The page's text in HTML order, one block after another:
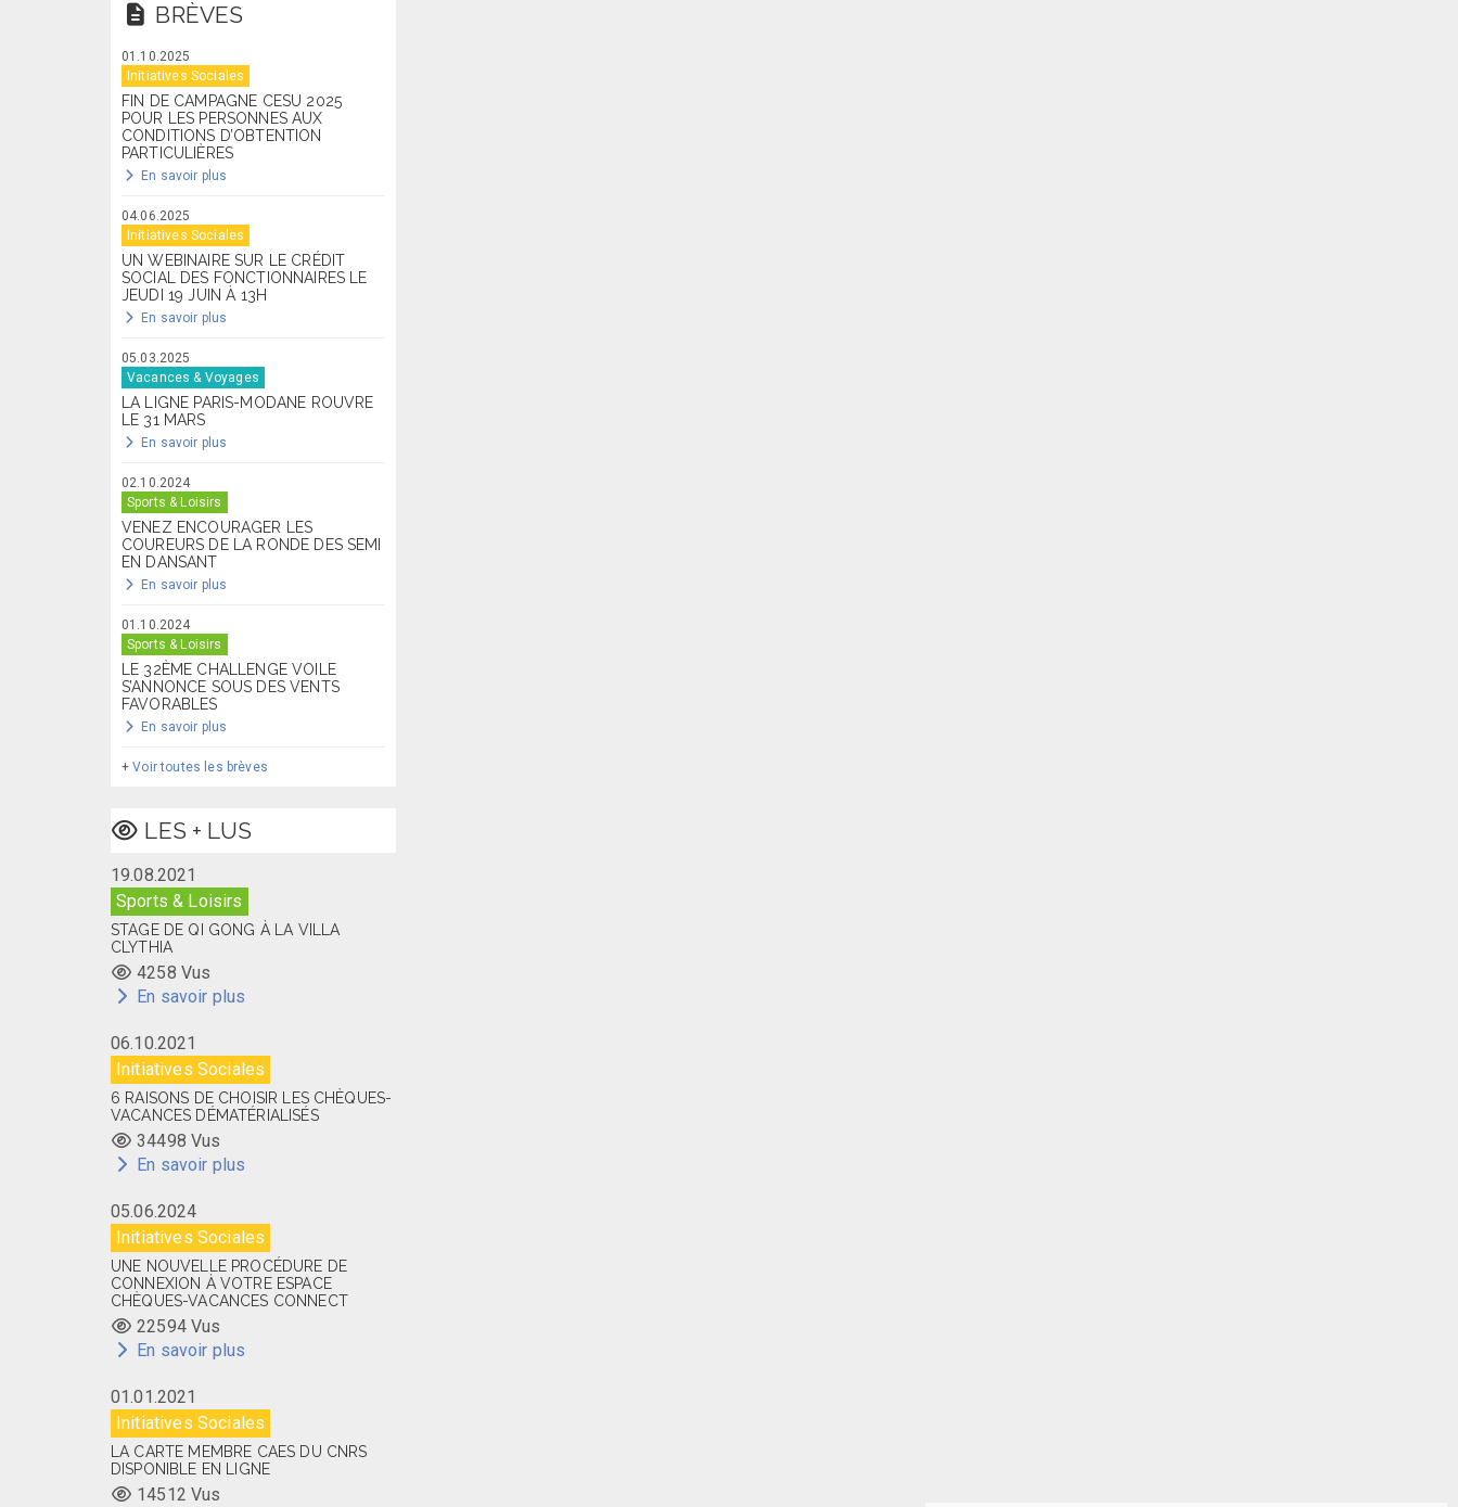
BRÈVES
01.10.2025
Initiatives Sociales
FIN DE CAMPAGNE CESU 2025
POUR LES PERSONNES AUX
CONDITIONS D’OBTENTION
PARTICULIÈRES
En savoir plus
04.06.2025
Initiatives Sociales
UN WEBINAIRE SUR LE CRÉDIT
SOCIAL DES FONCTIONNAIRES LE
JEUDI 19 JUIN À 13H
En savoir plus
05.03.2025
Vacances & Voyages
LA LIGNE PARIS-MODANE ROUVRE
LE 31 MARS
En savoir plus
02.10.2024
Sports & Loisirs
VENEZ ENCOURAGER LES
COUREURS DE LA RONDE DES SEMI
EN DANSANT
En savoir plus
01.10.2024
Sports & Loisirs
LE 32ÈME CHALLENGE VOILE
S’ANNONCE SOUS DES VENTS
FAVORABLES
En savoir plus
+Voir toutes les brèves
LES + LUS
19.08.2021
Sports & Loisirs
STAGE DE QI GONG À LA VILLA
CLYTHIA
4258 Vus
En savoir plus
06.10.2021
Initiatives Sociales
6 RAISONS DE CHOISIR LES CHÈQUES-
VACANCES DÉMATÉRIALISÉS
34498 Vus
En savoir plus
05.06.2024
Initiatives Sociales
UNE NOUVELLE PROCÉDURE DE
CONNEXION À VOTRE ESPACE
CHÈQUES-VACANCES CONNECT
22594 Vus
En savoir plus
01.01.2021
Initiatives Sociales
LA CARTE MEMBRE CAES DU CNRS
DISPONIBLE EN LIGNE
14512 Vus